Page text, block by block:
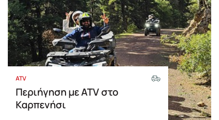
ATV
Περιήγηση με ATV στο
Καρπενήσι